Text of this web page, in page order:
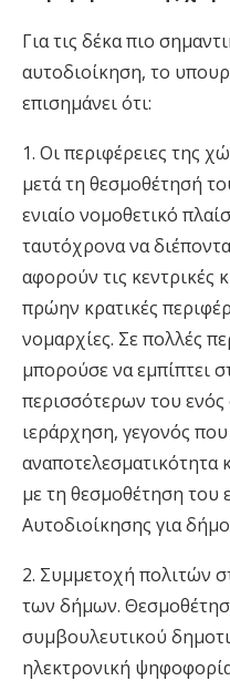
Για τις δέκα πιο
αυτοδιοίκηση, το
επισημάνει ότι:
1. Οι περιφέρειες της
μετά τη θεσμοθέτησή
ενιαίο νομοθετικό
ταυτόχρονα να
αφορούν τις κεντρικές
πρώην κρατικές
νομαρχίες. Σε πολλές
μπορούσε να εμπίπτει
περισσότερων του
ιεράρχηση, γεγονός
αναποτελεσματικότητα
με τη θεσμοθέτηση του
Αυτοδιοίκησης για
2. Συμμετοχή πολιτών
των δήμων.
συμβουλευτικού
ηλεκτρονική ψηφοφορία